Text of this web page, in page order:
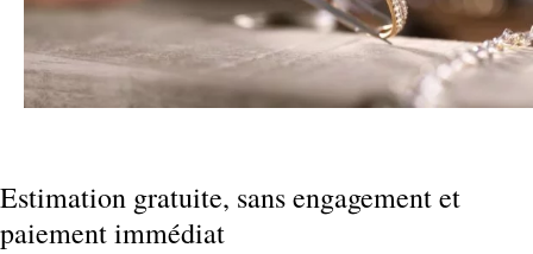
Estimation gratuite, sans engagement et
paiement immédiat